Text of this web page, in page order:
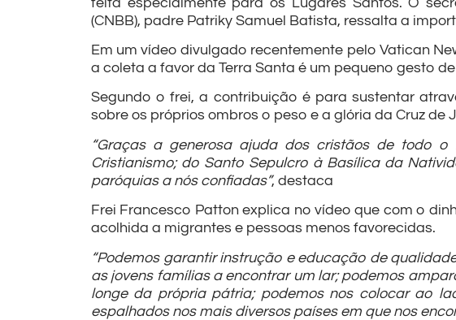
(CNBB), padre Patriky Samuel Batista, ressalta a
Em um vídeo divulgado recentemente pelo Vatican
a coleta a favor da Terra Santa é um pequeno gesto
Segundo o frei, a contribuição é para sustentar
sobre os próprios ombros o peso e a glória da Cruz de
“Graças a generosa ajuda dos cristãos de todo
Cristianismo; do Santo Sepulcro à Basílica da
paróquias a nós confiadas”, destaca
Frei Francesco Patton explica no vídeo que com o
acolhida a migrantes e pessoas menos favorecidas.
“Podemos garantir instrução e educação de
as jovens famílias a encontrar um lar; podemos
longe da própria pátria; podemos nos colocar ao
espalhados nos mais diversos países em que nos